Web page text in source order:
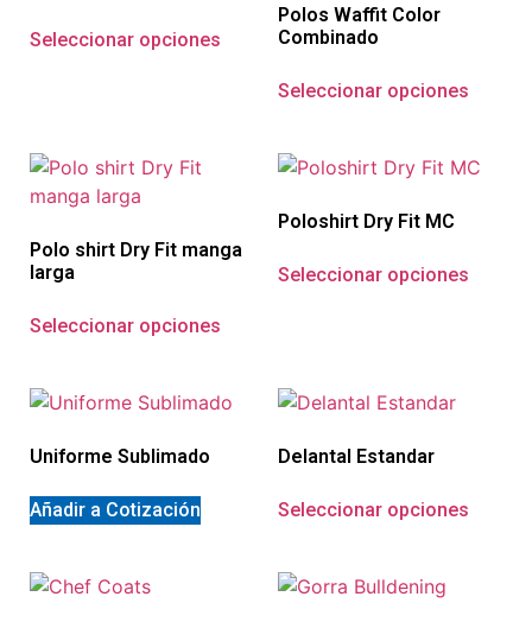
Seleccionar opciones
Polos Waffit Color
Combinado
Seleccionar opciones
Polo shirt Dry Fit manga
larga
Seleccionar opciones
Poloshirt Dry Fit MC
Seleccionar opciones
Uniforme Sublimado
Añadir a Cotización
Delantal Estandar
Seleccionar opciones